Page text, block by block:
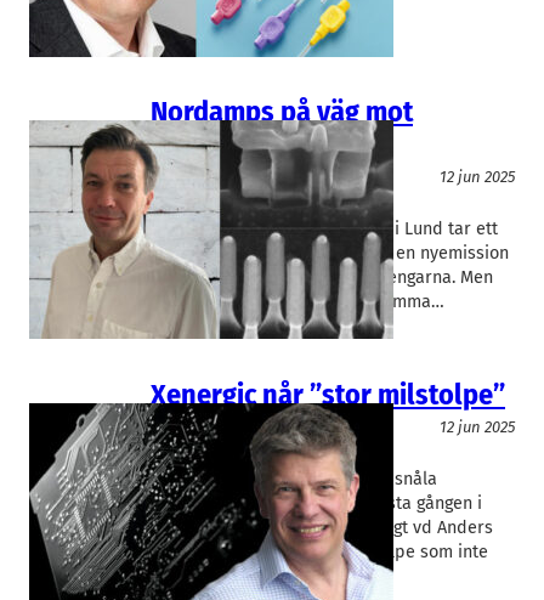
tagit en titt på bolagets…
Nordamps på väg mot
marknaden
Teknik/Verkstadsindustri
12 jun 2025
Nordamps
Jan Andersson
Halvledarföretaget Nordamps i Lund tar ett
steg närmare marknaden med en nyemission
där befintliga ägare står för pengarna. Men
till hösten behövs en större summa…
Xenergic når ”stor milstolpe”
Teknik/Verkstadsindustri
12 jun 2025
Xenergic
Anders Berglund
Lundabolaget Xenergics energisnåla
minneskretsar finns nu för första gången i
massproduktion hos kund. Enligt vd Anders
Berglund är det en stor milstolpe som inte
bara…